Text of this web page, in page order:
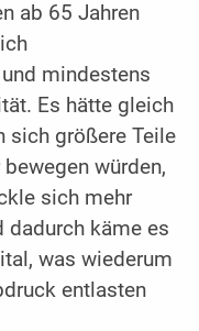
ab 65 Jahren
mindestens
Es hätte gleich
sich größere Teile
würden,
sich mehr
dadurch käme es
was wiederum
entlasten